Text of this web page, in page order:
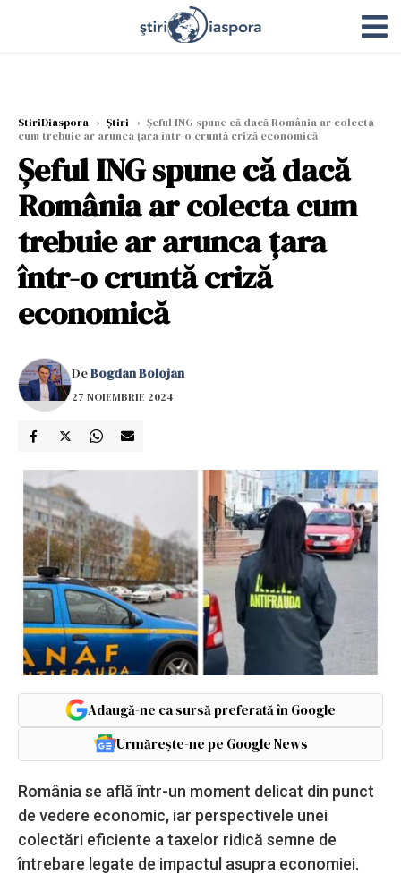
StiriDiaspora › Știri › Șeful ING spune că dacă România ar colecta
cum trebuie ar arunca țara într-o cruntă criză economică
Șeful ING spune că dacă
România ar colecta cum
trebuie ar arunca țara
într-o cruntă criză
economică
DeBogdan Bolojan
27 NOIEMBRIE 2024
Adaugă-ne ca sursă preferată în Google
Urmărește-ne pe Google News
România se află într-un moment delicat din punct
de vedere economic, iar perspectivele unei
colectări eficiente a taxelor ridică semne de
întrebare legate de impactul asupra economiei.